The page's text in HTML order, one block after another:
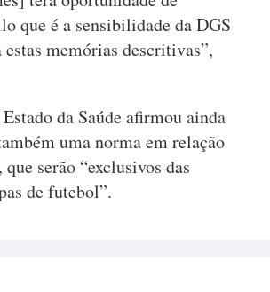
que é a sensibilidade da DGS
memórias descritivas”,
da Saúde afirmou ainda
uma norma em relação
serão “exclusivos das
de futebol”.